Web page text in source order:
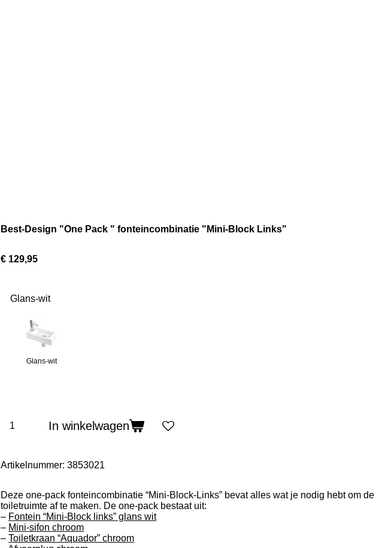
Best-Design "One Pack " fonteincombinatie "Mini-Block Links"
€ 129,95
Glans-wit
Glans-wit
In winkelwagen
Artikelnummer: 3853021
Deze one-pack fonteincombinatie “Mini-Block-Links” bevat alles wat je nodig hebt om de
toiletruimte af te maken. De one-pack bestaat uit:
– Fontein “Mini-Block links” glans wit
– Mini-sifon chroom
– Toiletkraan “Aquador” chroom